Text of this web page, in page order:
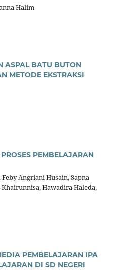
Halim
ASPAL BATU BUTON
METODE EKSTRAKSI
PEMBELAJARAN
Angriani Husain, Sapna
Hawadira Haleda,
PEMBELAJARAN IPA
DI SD NEGERI